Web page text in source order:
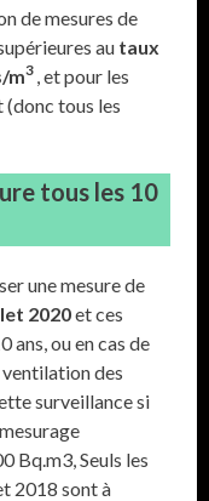
de mesures de
au taux
m3 , et pour les
tous les
tous les 10
une mesure de
2020et ces
ans, ou en cas de
des
surveillance si
Bq.m3, Seuls les
2018 sont à